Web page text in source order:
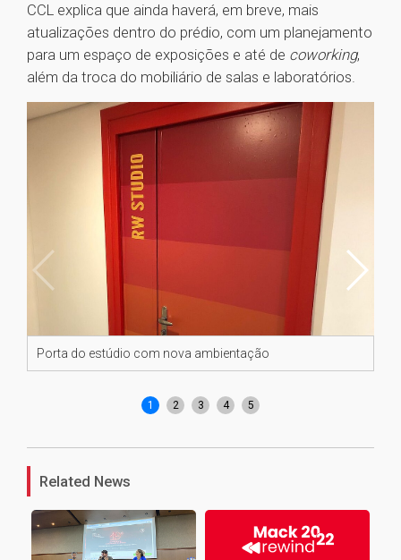
CCL explica que ainda haverá, em breve, mais
atualizações dentro do prédio, com um planejamento
para um espaço de exposições e até de coworking,
além da troca do mobiliário de salas e laboratórios.
Porta do estúdio com nova ambientação
1 2 3 4 5
Related News